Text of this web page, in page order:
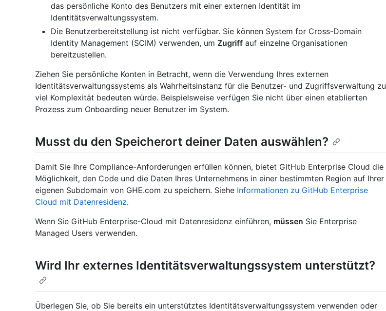
das persönliche Konto des Benutzers mit einer externen Identität im
Identitätsverwaltungssystem.
Die Benutzerbereitstellung ist nicht verfügbar. Sie können System for Cross-Domain
Identity Management (SCIM) verwenden, um Zugriff auf einzelne Organisationen
bereitzustellen.
Ziehen Sie persönliche Konten in Betracht, wenn die Verwendung Ihres externen
Identitätsverwaltungssystems als Wahrheitsinstanz für die Benutzer- und Zugriffsverwaltung zu
viel Komplexität bedeuten würde. Beispielsweise verfügen Sie nicht über einen etablierten
Prozess zum Onboarding neuer Benutzer im System.
Musst du den Speicherort deiner Daten auswählen?
Damit Sie Ihre Compliance-Anforderungen erfüllen können, bietet GitHub Enterprise Cloud die
Möglichkeit, den Code und die Daten Ihres Unternehmens in einer bestimmten Region auf Ihrer
eigenen Subdomain von GHE.com zu speichern. Siehe Informationen zu GitHub Enterprise
Cloud mit Datenresidenz.
Wenn Sie GitHub Enterprise-Cloud mit Datenresidenz einführen, müssen Sie Enterprise
Managed Users verwenden.
Wird Ihr externes Identitätsverwaltungssystem unterstützt?
Überlegen Sie, ob Sie bereits ein unterstütztes Identitätsverwaltungssystem verwenden oder